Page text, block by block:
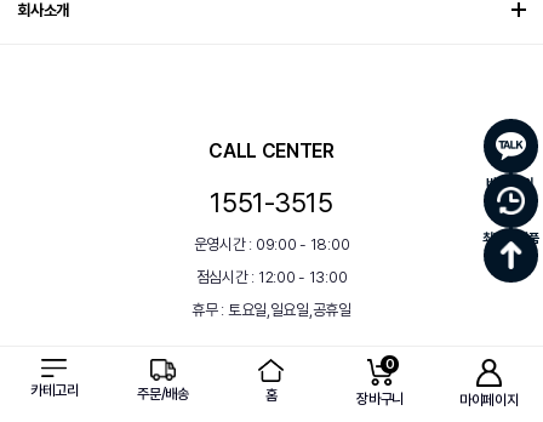
카테고리 주문/배송 홈
0
장바구니 마이페이지
회사소개
CALL CENTER
1551-3515
운영시간 : 09:00 - 18:00
점심시간 : 12:00 - 13:00
휴무 : 토요일,일요일,공휴일
바로문의
최근 본 상품